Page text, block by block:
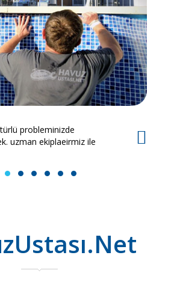
probleminizde
uzman ekiplaeirmiz ile
1 2 3 4 5 6